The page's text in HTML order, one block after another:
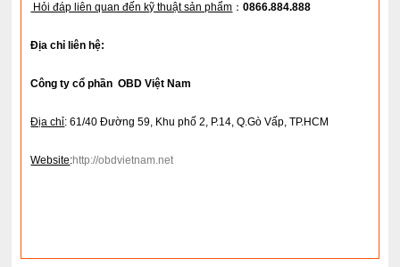
Hỏi đáp liên quan đến kỹ thuật sản phẩm ：0866.884.888
Địa chỉ liên hệ:
Công ty cổ phần OBD Việt Nam
Địa chỉ: 61/40 Đường 59, Khu phố 2, P.14, Q.Gò Vấp, TP.HCM
Website:http://obdvietnam.net